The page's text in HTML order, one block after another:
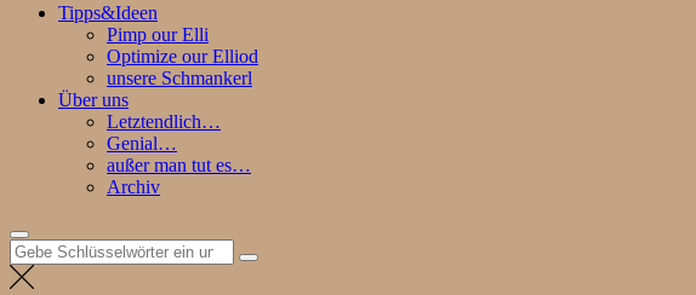
Tipps&Ideen
Pimp our Elli
Optimize our Elliod
unsere Schmankerl
Über uns
Letztendlich…
Genial…
außer man tut es…
Archiv
Suchen
nach: